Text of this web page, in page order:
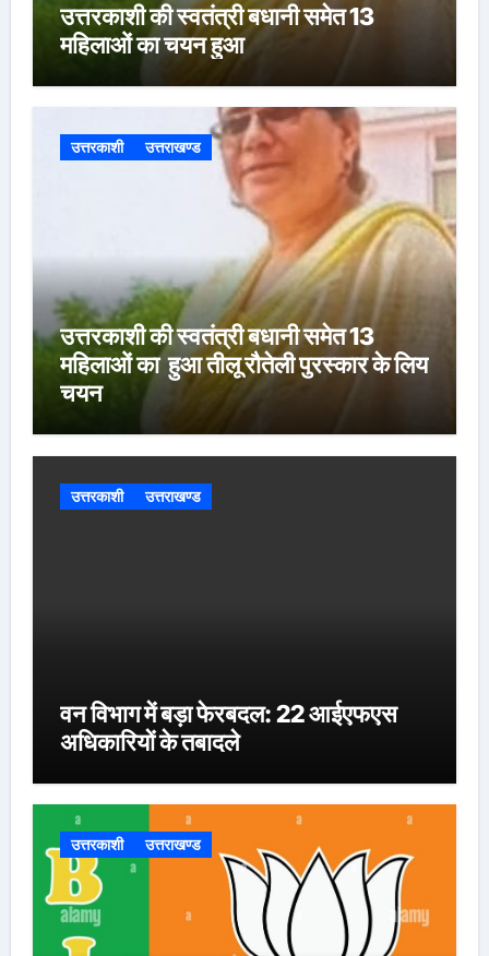
उत्तरकाशी की स्वतंत्री बधानी समेत 13
महिलाओं का चयन हुआ
उत्तरकाशी उत्तराखण्ड
उत्तरकाशी की स्वतंत्री बधानी समेत 13
महिलाओं का हुआ तीलू रौतेली पुरस्कार के लिय
चयन
उत्तरकाशी उत्तराखण्ड
वन विभाग में बड़ा फेरबदल: 22 आईएफएस
अधिकारियों के तबादले
उत्तरकाशी उत्तराखण्ड